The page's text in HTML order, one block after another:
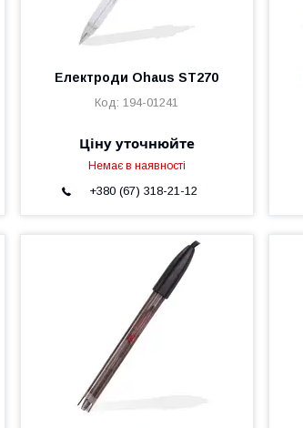
Електроди Ohaus ST270
194-01241
Ціну уточнюйте
Немає в наявності
+380 (67) 318-21-12